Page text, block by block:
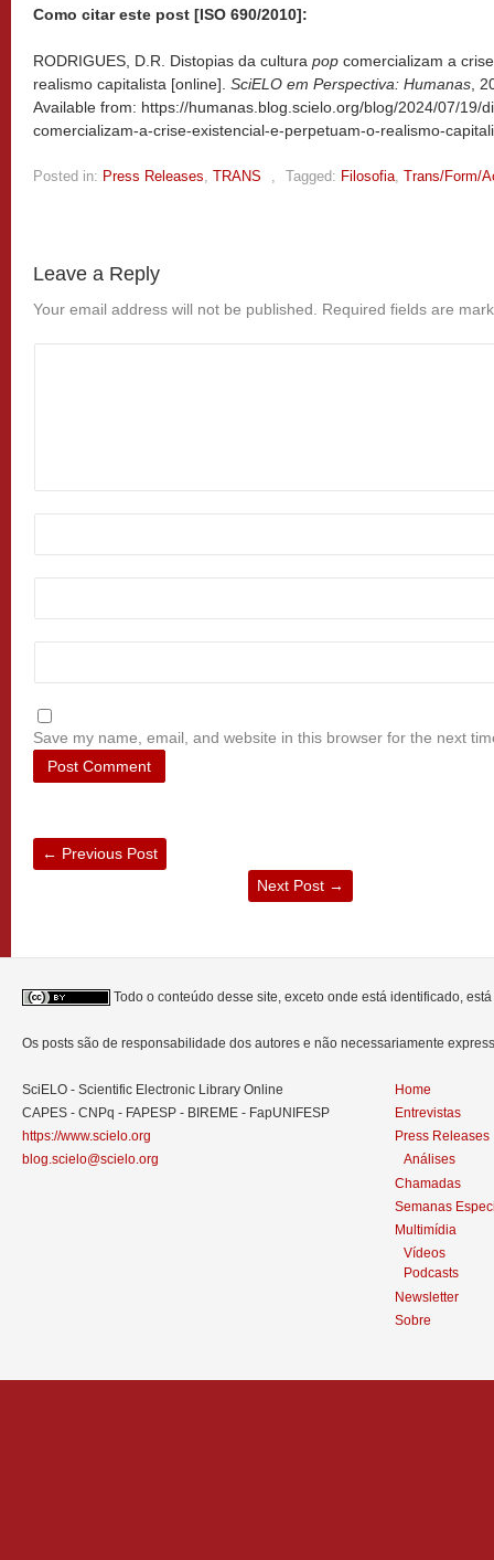
Como citar este post [ISO 690/2010]:
RODRIGUES, D.R. Distopias da cultura pop comercializam a
realismo capitalista [online]. SciELO em Perspectiva: Humanas ,
Available from: https://humanas.blog.scielo.org/blog/2024/07/19/
comercializam-a-crise-existencial-e-perpetuam-o-realismo-
Posted in: Press Releases, TRANS , Tagged: Filosofia, Trans/Form/
Leave a Reply
Your email address will not be published. Required fields are
Save my name, email, and website in this browser for the next
← Previous Post
Next Post →
Todo o conteúdo desse site, exceto onde está identificado,
Os posts são de responsabilidade dos autores e não necessariamente
SciELO - Scientific Electronic Library Online
CAPES - CNPq - FAPESP - BIREME - FapUNIFESP
https://www.scielo.org
blog.scielo@scielo.org
Home
Entrevistas
Press Releases
Análises
Chamadas
Semanas
Multimídia
Vídeos
Podcasts
Newsletter
Sobre